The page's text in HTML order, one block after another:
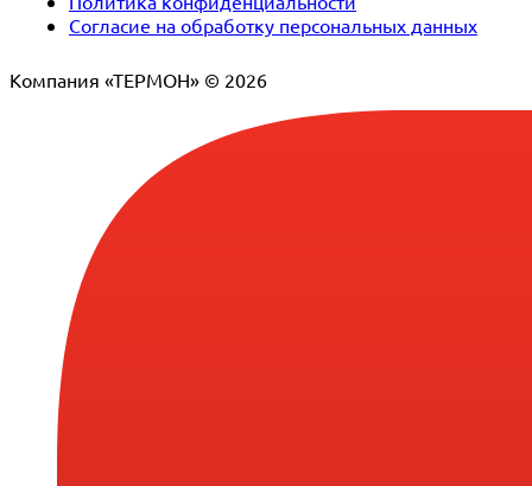
Согласие на обработку персональных данных
Компания «ТЕРМОН» © 2026